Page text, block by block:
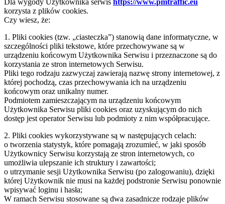
korzysta z plików cookies.
Czy wiesz, że:
1. Pliki cookies (tzw. „ciasteczka”) stanowią dane informatyczne, w
szczególności pliki tekstowe, które przechowywane są w
urządzeniu końcowym Użytkownika Serwisu i przeznaczone są do
korzystania ze stron internetowych Serwisu.
Pliki tego rodzaju zazwyczaj zawierają nazwę strony internetowej, z
której pochodzą, czas przechowywania ich na urządzeniu
końcowym oraz unikalny numer.
Podmiotem zamieszczającym na urządzeniu końcowym
Użytkownika Serwisu pliki cookies oraz uzyskującym do nich
dostęp jest operator Serwisu lub podmioty z nim współpracujące.
2. Pliki cookies wykorzystywane są w następujących celach:
o tworzenia statystyk, które pomagają zrozumieć, w jaki sposób
Użytkownicy Serwisu korzystają ze stron internetowych, co
umożliwia ulepszanie ich struktury i zawartości;
o utrzymanie sesji Użytkownika Serwisu (po zalogowaniu), dzięki
której Użytkownik nie musi na każdej podstronie Serwisu ponownie
wpisywać loginu i hasła;
W ramach Serwisu stosowane są dwa zasadnicze rodzaje plików